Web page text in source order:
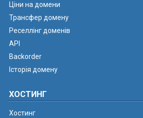
Ціни на домени
Трансфер домену
Реселлінг доменів
API
Backorder
Історія домену
ХОСТИНГ
Хостинг